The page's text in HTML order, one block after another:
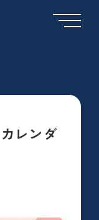
レンダ